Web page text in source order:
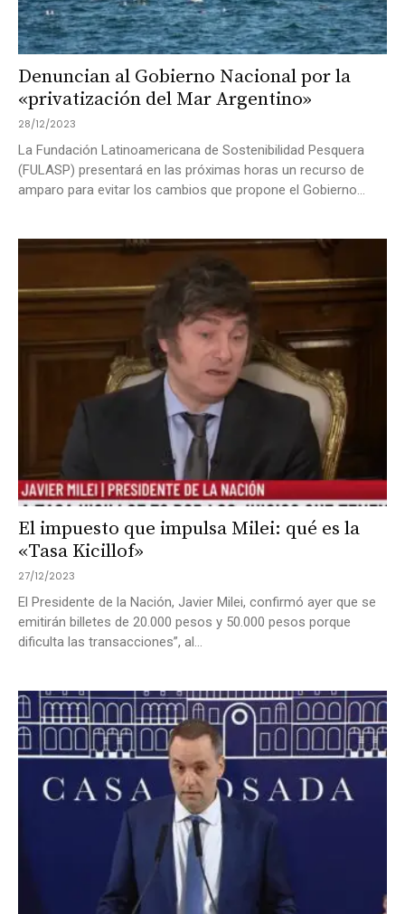
Denuncian al Gobierno Nacional por la
«privatización del Mar Argentino»
28/12/2023
La Fundación Latinoamericana de Sostenibilidad Pesquera
(FULASP) presentará en las próximas horas un recurso de
amparo para evitar los cambios que propone el Gobierno...
El impuesto que impulsa Milei: qué es la
«Tasa Kicillof»
27/12/2023
El Presidente de la Nación, Javier Milei, confirmó ayer que se
emitirán billetes de 20.000 pesos y 50.000 pesos porque
dificulta las transacciones”, al...